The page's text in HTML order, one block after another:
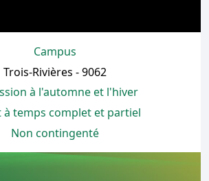
Campus
Trois-Rivières - 9062
à l'automne et l'hiver
à temps complet et partiel
Non contingenté